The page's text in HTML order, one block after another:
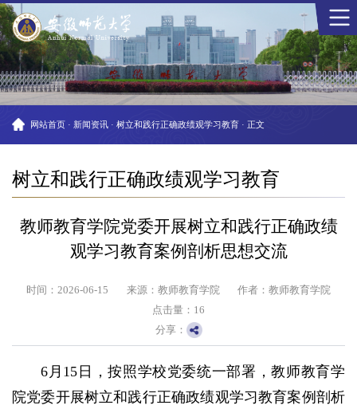
网站首页 · 新闻资讯 · 树立和践行正确政绩观学习教育 · 正文
树立和践行正确政绩观学习教育
教师教育学院党委开展树立和践行正确政绩
观学习教育案例剖析思想交流
时间：2026-06-15 来源：教师教育学院
作者：教师教育学院
点击量： 16
分享：
6月15日，按照学校党委统一部署，教师教育学
院党委开展树立和践行正确政绩观学习教育案例剖析